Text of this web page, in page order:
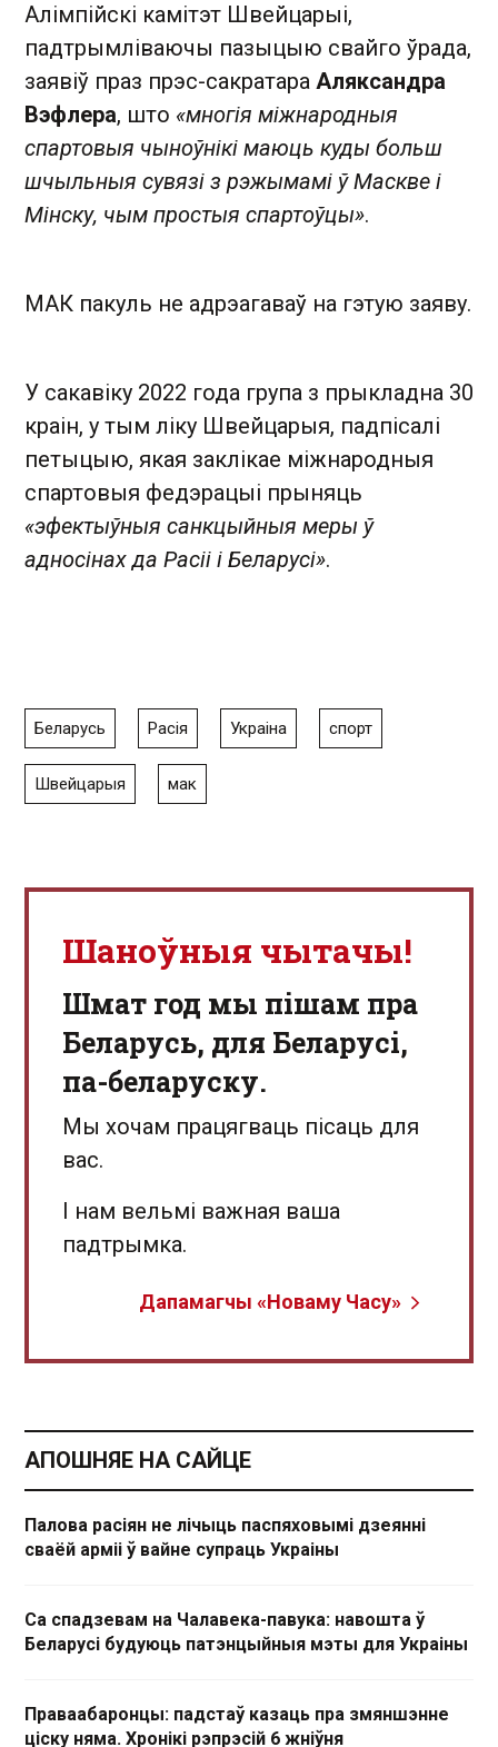
Алімпійскі камітэт Швейцарыі,
падтрымліваючы пазыцыю свайго ўрада,
заявіў праз прэс-сакратара Аляксандра
Вэфлера, што «многія міжнародныя
спартовыя чыноўнікі маюць куды больш
шчыльныя сувязі з рэжымамі ў Маскве і
Мінску, чым простыя спартоўцы».
МАК пакуль не адрэагаваў на гэтую заяву.
У сакавіку 2022 года група з прыкладна 30
краін, у тым ліку Швейцарыя, падпісалі
петыцыю, якая заклікае міжнародныя
спартовыя федэрацыі прыняць
«эфектыўныя санкцыйныя меры ў
адносінах да Расіі і Беларусі».
Беларусь Расія Украіна спорт
Швейцарыя мак
Шаноўныя чытачы!
Шмат год мы пішам пра
Беларусь, для Беларусі,
па-беларуску.
Мы хочам працягваць пісаць для
вас.
І нам вельмі важная ваша
падтрымка.
Дапамагчы «Новаму Часу»
АПОШНЯЕ НА САЙЦЕ
Палова расіян не лічыць паспяховымі дзеянні
сваёй арміі ў вайне супраць Украіны
Са спадзевам на Чалавека-павука: навошта ў
Беларусі будуюць патэнцыйныя мэты для Украіны
Праваабаронцы: падстаў казаць пра змяншэнне
ціску няма. Хронікі рэпрэсій 6 жніўня